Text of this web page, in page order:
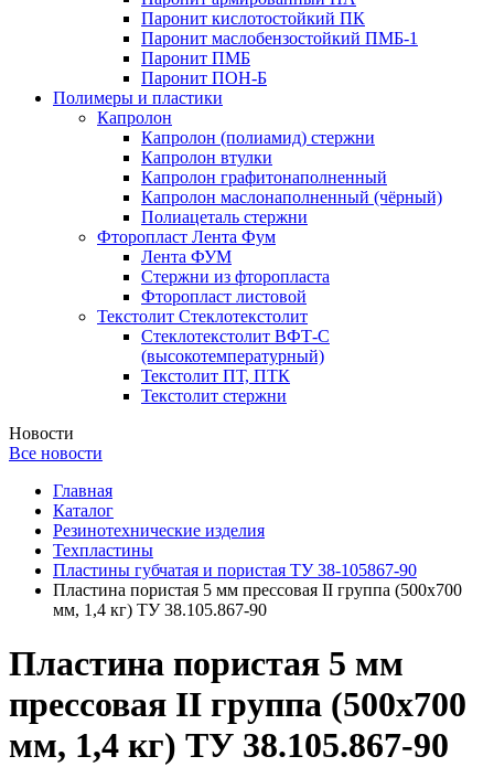
Паронит кислотостойкий ПК
Паронит маслобензостойкий ПМБ-1
Паронит ПМБ
Паронит ПОН-Б
Полимеры и пластики
Капролон
Капролон (полиамид) стержни
Капролон втулки
Капролон графитонаполненный
Капролон маслонаполненный (чёрный)
Полиацеталь стержни
Фторопласт Лента Фум
Лента ФУМ
Стержни из фторопласта
Фторопласт листовой
Текстолит Стеклотекстолит
Стеклотекстолит ВФТ-С
(высокотемпературный)
Текстолит ПТ, ПТК
Текстолит стержни
Новости
Все новости
Главная
Каталог
Резинотехнические изделия
Техпластины
Пластины губчатая и пористая ТУ 38-105867-90
Пластина пористая 5 мм прессовая II группа (500х700
мм, 1,4 кг) ТУ 38.105.867-90
Пластина пористая 5 мм
прессовая II группа (500х700
мм, 1,4 кг) ТУ 38.105.867-90